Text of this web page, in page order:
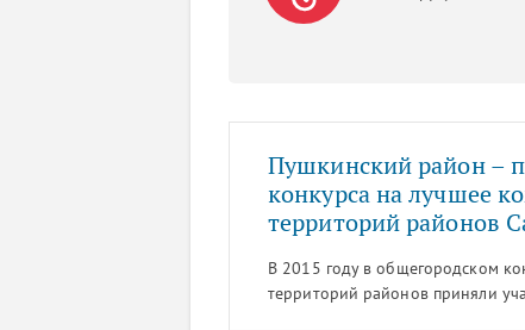
Пушкинский район –
конкурса на лучшее
территорий районов
В 2015 году в общегородском
территорий районов приняли